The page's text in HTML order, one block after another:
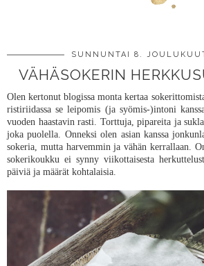
SUNNUNTAI 8.
VÄHÄSOKERIN
Olen kertonut blogissa monta kertaa
ristiriidassa se leipomis (ja syömis-)intoni
vuoden haastavin rasti. Torttuja, pipareita ja
joka puolella. Onneksi olen asian kanssa
sokeria, mutta harvemmin ja vähän kerrallaan.
sokerikoukku ei synny viikottaisesta
päiviä ja määrät kohtalaisia.